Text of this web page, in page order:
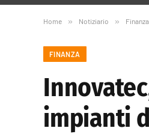
Home » Notiziario » Finanza
FINANZA
impianti